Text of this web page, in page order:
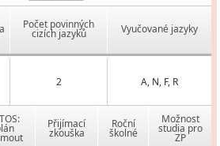
Počet povinných
cizích jazyků Vyučované jazyky
2 A, N, F, R
Přijímací
zkouška
Roční
školné
Možnost
studia pro
ZP